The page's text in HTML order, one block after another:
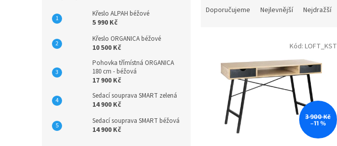
Křeslo ALPAH béžové
5 990 Kč
Křeslo ORGANICA béžové
10 500 Kč
Pohovka třímístná ORGANICA
180 cm - béžová
17 900 Kč
Sedací souprava SMART zelená
14 900 Kč
Sedací souprava SMART béžová
14 900 Kč
Doporučujeme Nejlevnější Nejdražší
3 900 Kč
–11 %
Kód: LOFT_KST